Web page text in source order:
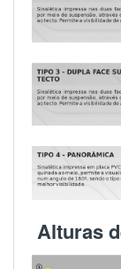
Alturas